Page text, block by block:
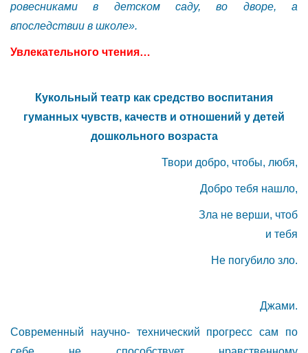
ровесниками в детском саду, во дворе, а
впоследствии в школе».
Увлекательного чтения…
Кукольный театр как средство воспитания
гуманных чувств, качеств и отношений у детей
дошкольного возраста
Твори добро, чтобы, любя,
Добро тебя нашло,
Зла не верши, чтоб
и тебя
Не погубило зло.
Джами.
Современный научно- технический прогресс сам по